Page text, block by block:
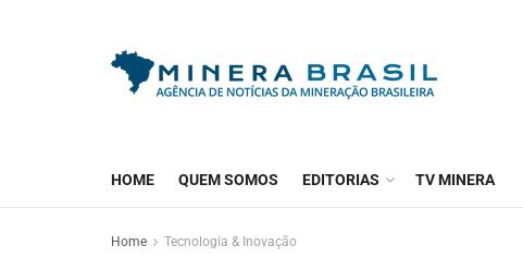
HOME QUEM SOMOS EDITORIAS TV MINERA
Home Tecnologia & Inovação